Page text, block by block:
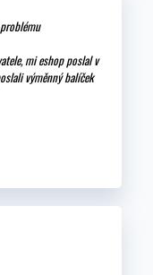
mi eshop poslal v
výměnný balíček